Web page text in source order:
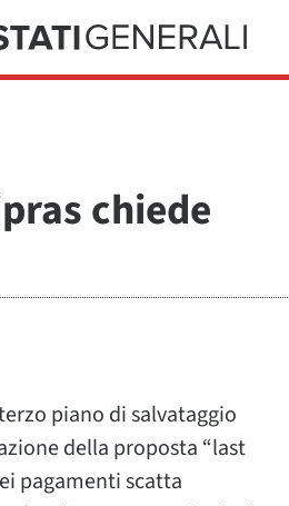
chiede
piano di salvataggio
della proposta “last
pagamenti scatta